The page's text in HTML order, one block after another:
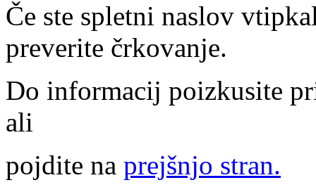
Če ste spletni naslov
preverite črkovanje.
Do informacij poizkusite
ali
pojdite na prejšnjo stran.